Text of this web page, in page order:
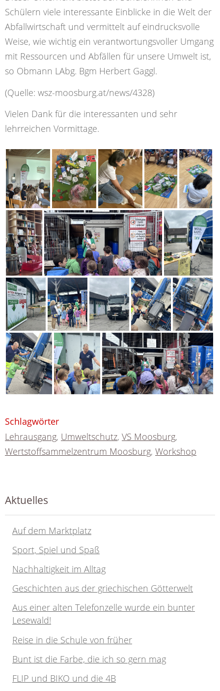
Schülern viele interessante Einblicke in die Welt der
Abfallwirtschaft und vermittelt auf eindrucksvolle
Weise, wie wichtig ein verantwortungsvoller Umgang
mit Ressourcen und Abfällen für unsere Umwelt ist,
so Obmann LAbg. Bgm Herbert Gaggl.
(Quelle: wsz-moosburg.at/news/4328)
Vielen Dank für die interessanten und sehr
lehrreichen Vormittage.
Schlagwörter
Lehrausgang, Umweltschutz, VS Moosburg,
Wertstoffsammelzentrum Moosburg, Workshop
Aktuelles
Auf dem Marktplatz
Sport, Spiel und Spaß
Nachhaltigkeit im Alltag
Geschichten aus der griechischen Götterwelt
Aus einer alten Telefonzelle wurde ein bunter
Lesewald!
Reise in die Schule von früher
Bunt ist die Farbe, die ich so gern mag
FLIP und BIKO und die 4B